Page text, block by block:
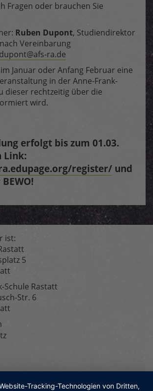
Fragen oder brauchen Sie
Ruben Dupont, Studiendirektor
Vereinbarung
dupont@afs-ra.de
Januar oder Anfang Februar eine
in der Anne-Frank-
dieser rechtzeitig über die
wird.
erfolgt bis zum 01.03.
Link:
register/ und
ist:
5
Schule Rastatt
Str. 6
Tracking-Technologien von Dritten,